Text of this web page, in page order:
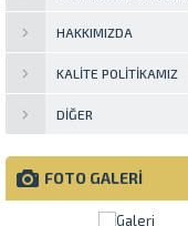
HAKKIMIZDA
KALITE POLITIKAMIZ
DIĞER
FOTO GALERİ